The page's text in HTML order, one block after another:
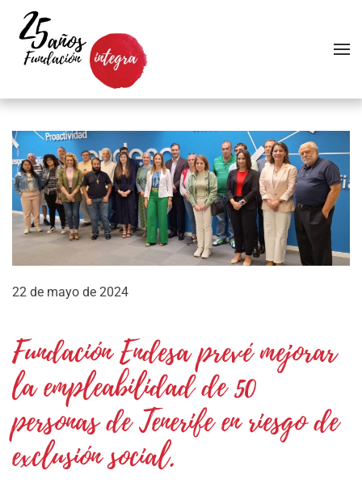
Skip to main content
22 de mayo de 2024
Fundación Endesa prevé mejorar
la empleabilidad de 50
personas de Tenerife en riesgo de
exclusión social.